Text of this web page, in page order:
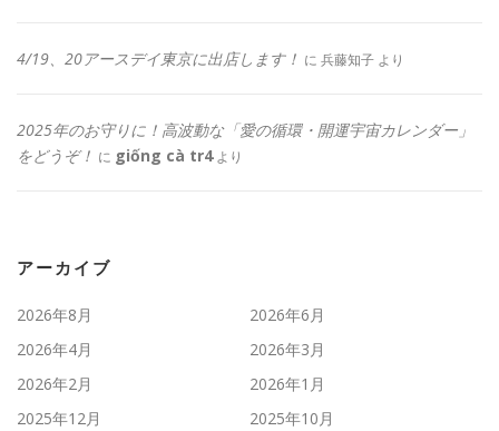
4/19、20アースデイ東京に出店します！ に 兵藤知子 より
2025年のお守りに！高波動な「愛の循環・開運宇宙カレンダー」
をどうぞ！ に giống cà tr4より
アーカイブ
2026年8月
2026年6月
2026年4月
2026年3月
2026年2月
2026年1月
2025年12月
2025年10月